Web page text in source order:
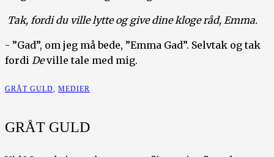
Tak, fordi du ville lytte og give dine kloge råd, Emma.
- ”Gad”, om jeg må bede, ”Emma Gad”. Selvtak og tak
fordi Deville tale med mig.
GRÅT GULD MEDIER
GRÅT GULD